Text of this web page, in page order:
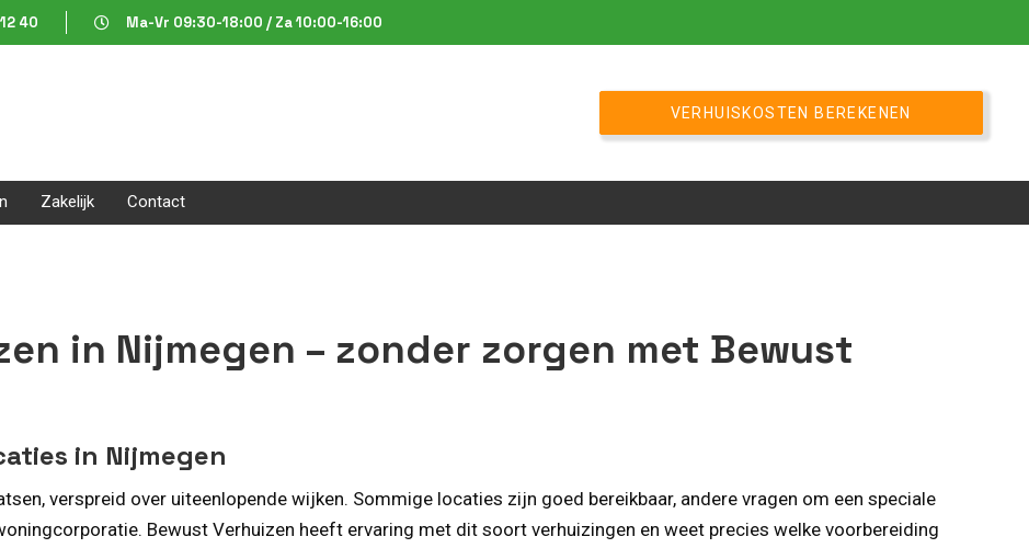
40 Ma-Vr 09:30-18:00 / Za 10:00-16:00
VERHUISKOSTEN BEREKENEN
Zakelijk Contact
in Nijmegen – zonder zorgen met Bewust
in Nijmegen
verspreid over uiteenlopende wijken. Sommige locaties zijn goed bereikbaar, andere vragen om een speciale
Bewust Verhuizen heeft ervaring met dit soort verhuizingen en weet precies welke voorbereiding